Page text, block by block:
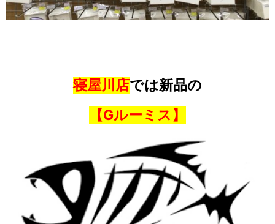
寝屋川店では新品の
【Gルーミス】